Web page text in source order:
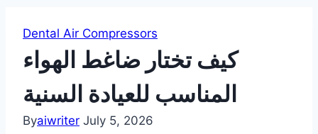
Dental Air Compressors
كيف تختار ضاغط الهواء
المناسب للعيادة السنية
Byaiwriter July 5, 2026